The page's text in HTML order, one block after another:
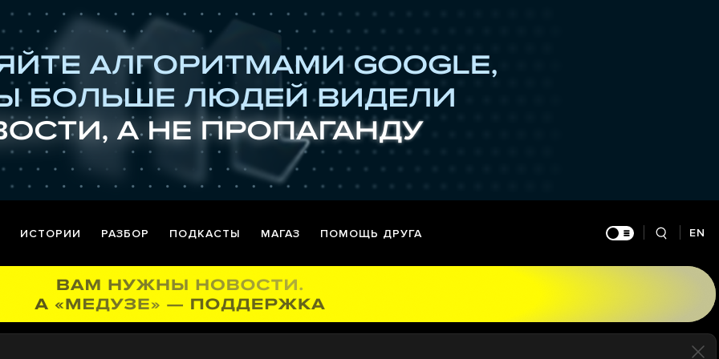
ИСТОРИИ РАЗБОР ПОДКАСТЫ МАГАЗ ПОМОЩЬ ДРУГА EN